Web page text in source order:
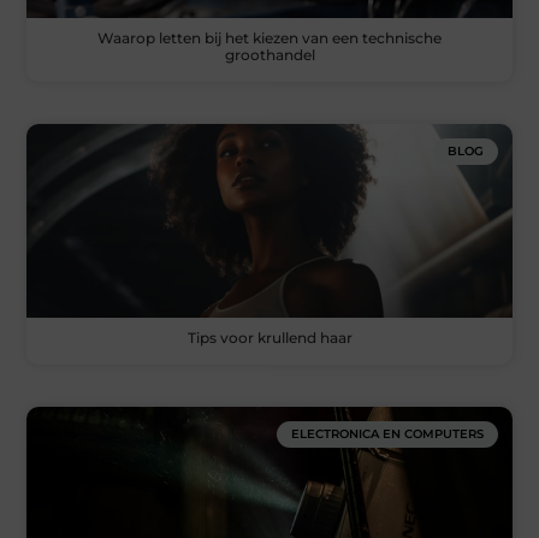
Waarop letten bij het kiezen van een technische
groothandel
BLOG
Tips voor krullend haar
ELECTRONICA EN COMPUTERS